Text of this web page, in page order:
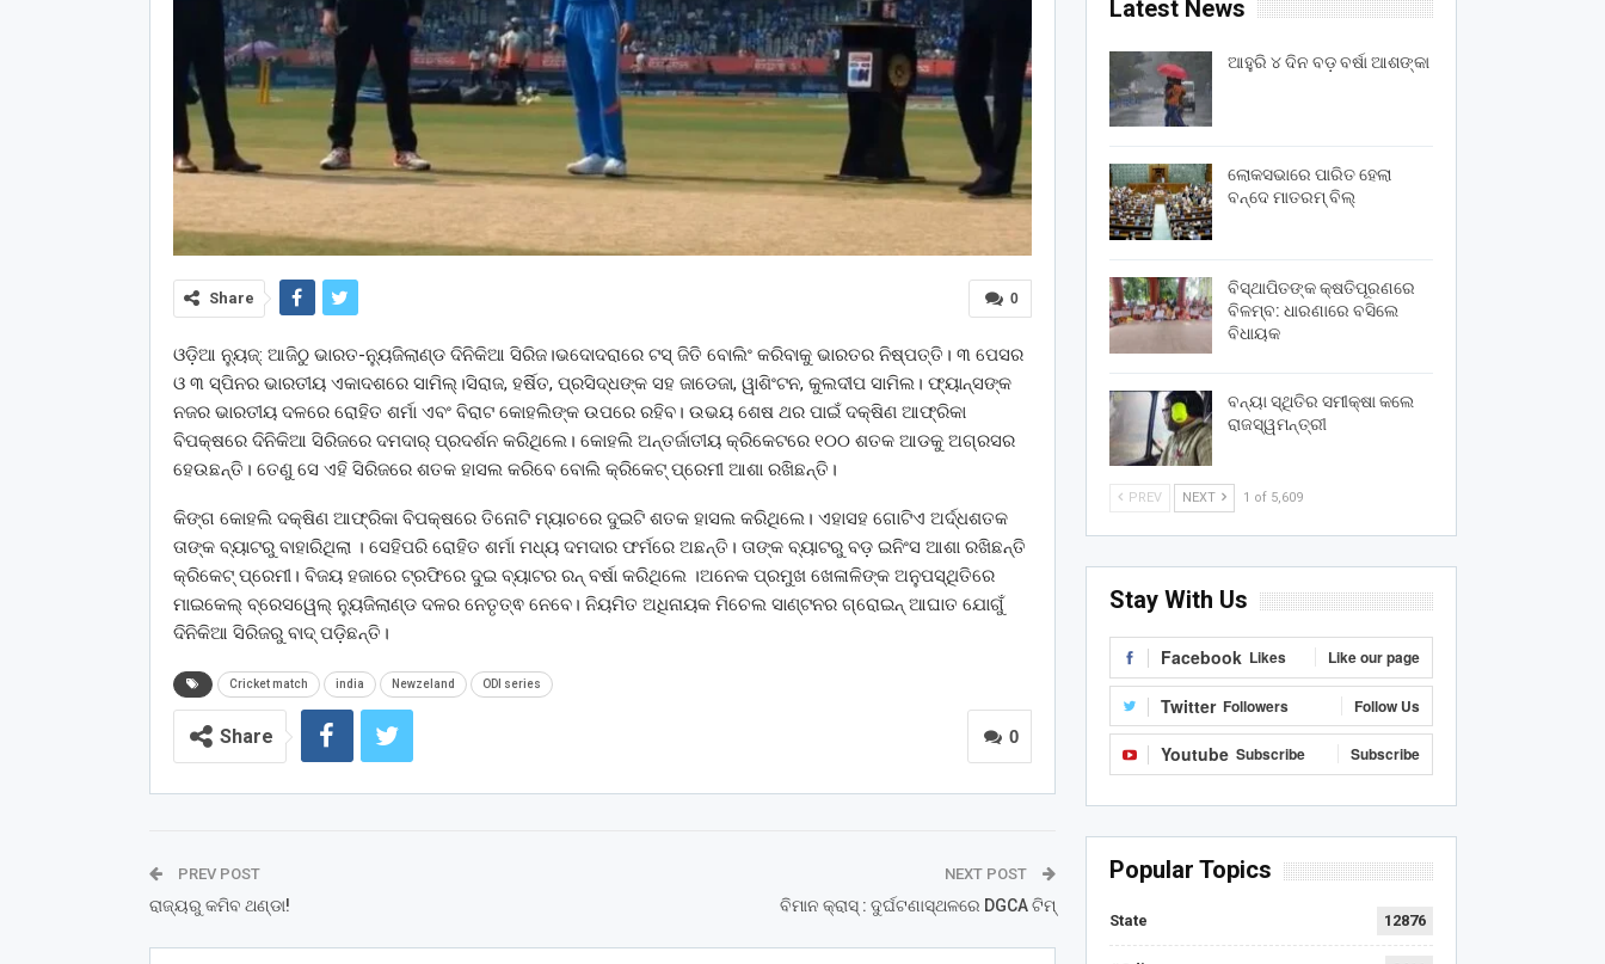
0
Share
ଓଡ଼ିଆ ନ୍ୟୁଜ୍: ଆଜିଠୁ ଭାରତ-ନ୍ୟୁଜିଲାଣ୍ଡ ଦିନିକିଆ ସିରିଜ।ଭଦୋଦରାରେ ଟସ୍‌ ଜିତି ବୋଲିଂ କରିବାକୁ ଭାରତର ନିଷ୍ପତ୍ତି। ୩ ପେସର
ଓ ୩ ସ୍ପିନର ଭାରତୀୟ ଏକାଦଶରେ ସାମିଲ୍‌।ସିରାଜ, ହର୍ଷିତ, ପ୍ରସିଦ୍ଧଙ୍କ ସହ ଜାଡେଜା, ୱାଶିଂଟନ, କୁଲଦୀପ ସାମିଲ। ଫ୍ୟାନ୍ସଙ୍କ
ନଜର ଭାରତୀୟ ଦଳରେ ରୋହିତ ଶର୍ମା ଏବଂ ବିରାଟ କୋହଲିଙ୍କ ଉପରେ ରହିବ। ଉଭୟ ଶେଷ ଥର ପାଇଁ ଦକ୍ଷିଣ ଆଫ୍ରିକା
ବିପକ୍ଷରେ ଦିନିକିଆ ସିରିଜରେ ଦମଦାର୍ ପ୍ରଦର୍ଶନ କରିଥିଲେ। କୋହଲି ଅନ୍ତର୍ଜାତୀୟ କ୍ରିକେଟରେ ୧୦୦ ଶତକ ଆଡକୁ ଅଗ୍ରସର
ହେଉଛନ୍ତି। ତେଣୁ ସେ ଏହି ସିରିଜରେ ଶତକ ହାସଲ କରିବେ ବୋଲି କ୍ରିକେଟ୍ ପ୍ରେମୀ ଆଶା ରଖିଛନ୍ତି।
କିଙ୍ଗ କୋହଲି ଦକ୍ଷିଣ ଆଫ୍ରିକା ବିପକ୍ଷରେ ତିନୋଟି ମ୍ୟାଚରେ ଦୁଇଟି ଶତକ ହାସଲ କରିଥିଲେ। ଏହାସହ ଗୋଟିଏ ଅର୍ଦ୍ଧଶତକ
ତାଙ୍କ ବ୍ୟାଟରୁ ବାହାରିଥିଲା । ସେହିପରି ରୋହିତ ଶର୍ମା ମଧ୍ୟ ଦମଦାର ଫର୍ମରେ ଅଛନ୍ତି। ତାଙ୍କ ବ୍ୟାଟରୁ ବଡ଼ ଇନିଂସ ଆଶା ରଖିଛନ୍ତି
କ୍ରିକେଟ୍ ପ୍ରେମୀ। ବିଜୟ ହଜାରେ ଟ୍ରଫିରେ ଦୁଇ ବ୍ୟାଟର ରନ୍ ବର୍ଷା କରିଥିଲେ ।ଅନେକ ପ୍ରମୁଖ ଖେଳାଳିଙ୍କ ଅନୁପସ୍ଥିତିରେ
ମାଇକେଲ୍ ବ୍ରେସୱେଲ୍ ନ୍ୟୁଜିଲାଣ୍ଡ ଦଳର ନେତୃତ୍ଵ ନେବେ। ନିୟମିତ ଅଧିନାୟକ ମିଚେଲ ସାଣ୍ଟନର ଗ୍ରୋଇନ୍ ଆଘାତ ଯୋଗୁଁ
ଦିନିକିଆ ସିରିଜରୁ ବାଦ୍ ପଡ଼ିଛନ୍ତି।
Cricket match india Newzeland ODI series
0
Share
PREV POST
ରାଜ୍ୟରୁ କମିବ ଥଣ୍ଡା!
NEXT POST
ବିମାନ କ୍ରାସ୍‌ : ଦୁର୍ଘଟଣାସ୍ଥଳରେ DGCA ଟିମ୍
Latest News
ଆହୁରି ୪ ଦିନ ବଡ଼ ବର୍ଷା ଆଶଙ୍କା
ଲୋକସଭାରେ ପାରିତ ହେଲା
ବନ୍ଦେ ମାତରମ୍‌ ବିଲ୍‌
ବିସ୍ଥାପିତଙ୍କ କ୍ଷତିପୂରଣରେ
ବିଳମ୍ବ: ଧାରଣାରେ ବସିଲେ
ବିଧାୟକ
ବନ୍ୟା ସ୍ଥିତିର ସମୀକ୍ଷା କଲେ
ରାଜସ୍ୱମନ୍ତ୍ରୀ
PREV NEXT 1 of 5,609
Stay With Us
Facebook Likes Like our page
Twitter Followers Follow Us
Youtube Subscribe Subscribe
Popular Topics
State 12876